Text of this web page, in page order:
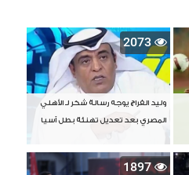
2073
وليد الفراج يوجه رسالة شكر لـ الأهلي
المصري بعد تعديل تهنئة بطل آسيا
1897